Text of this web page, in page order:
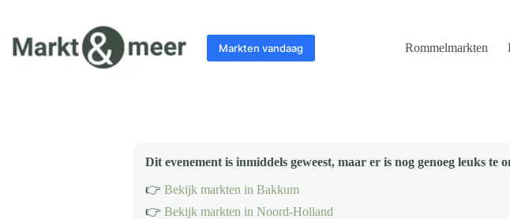
inhoud
Markten vandaag Rommelmarkten
Dit evenement is inmiddels geweest, maar er is nog genoeg leuks te
👉 Bekijk markten in Bakkum
👉 Bekijk markten in Noord-Holland